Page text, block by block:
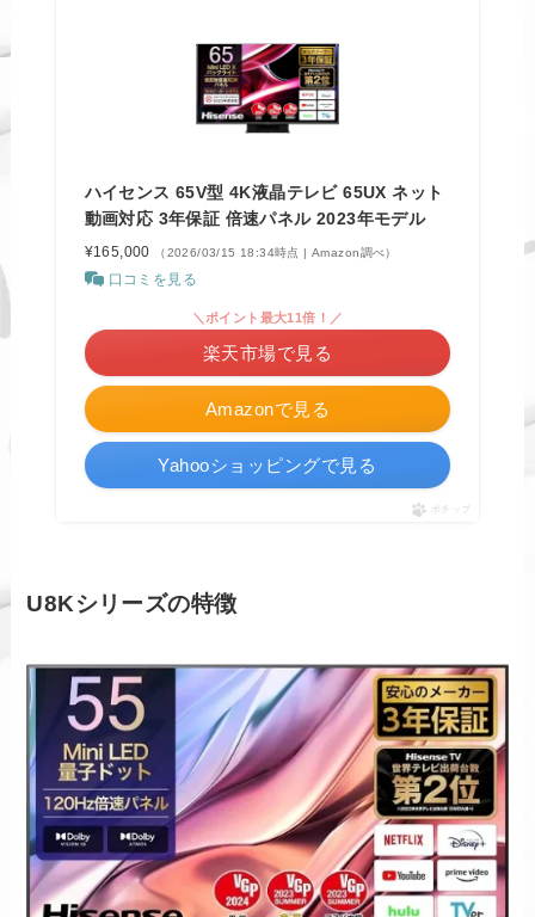
ハイセンス 65V型 4K液晶テレビ 65UX ネット
動画対応 3年保証 倍速パネル 2023年モデル
¥165,000 （2026/03/15 18:34時点 | Amazon調べ）
口コミを見る
Amazonで見る
＼ポイント最大11倍！／
楽天市場で見る
Yahooショッピングで見る
ポチップ
U8Kシリーズの特徴